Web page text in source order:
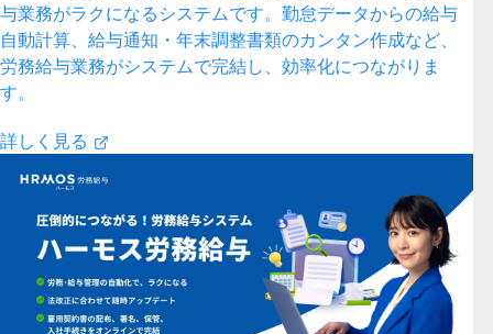
与業務がラクになるシステムです。勤怠データからの給与
自動計算、給与通知・年末調整書類のカンタン作成など、
労務給与業務がシステムで完結し、効率化につながりま
す。
詳しく見る